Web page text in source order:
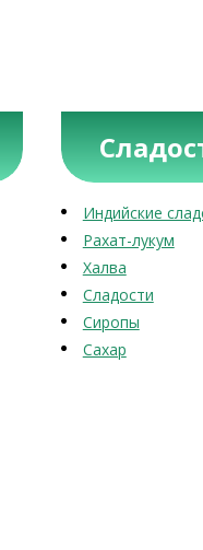
Индийские
Рахат-лукум
Халва
Сладости
Сиропы
Сахар